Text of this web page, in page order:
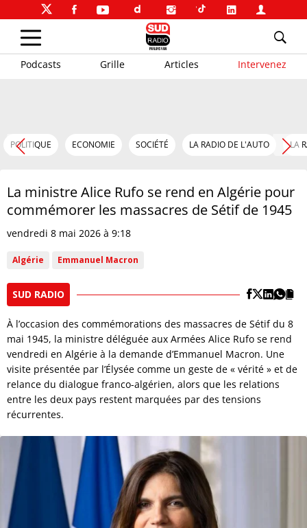
Podcasts Grille Articles Intervenez
POLITIQUE ECONOMIE SOCIÉTÉ LA RADIO DE L'AUTO LA
La ministre Alice Rufo se rend en Algérie pour
commémorer les massacres de Sétif de 1945
vendredi 8 mai 2026 à 9:18
Algérie Emmanuel Macron
SUD RADIO
À l’occasion des commémorations des massacres de Sétif du 8
mai 1945, la ministre déléguée aux Armées Alice Rufo se rend
vendredi en Algérie à la demande d’Emmanuel Macron. Une
visite présentée par l’Élysée comme un geste de « vérité » et de
relance du dialogue franco-algérien, alors que les relations
entre les deux pays restent marquées par des tensions
récurrentes.